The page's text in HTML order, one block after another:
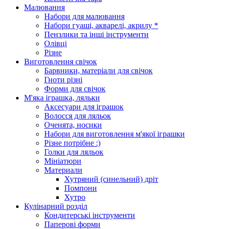
Малювання
Набори для малювання
Набори гуаші, акварелі, акрилу *
Пензлики та інші інструменти
Олівці
Різне
Виготовлення свічок
Барвники, матеріали для свічок
Гноти різні
Форми для свічок
М'яка іграшка, ляльки
Аксесуари для іграшок
Волосся для ляльок
Оченята, носики
Набори для виготовлення м'якої іграшки
Різне потрібне :)
Голки для ляльок
Мініатюри
Материали
Хутряний (синельний) дріт
Помпони
Хутро
Кулінарний розділ
Кондитерські інструменти
Паперові форми